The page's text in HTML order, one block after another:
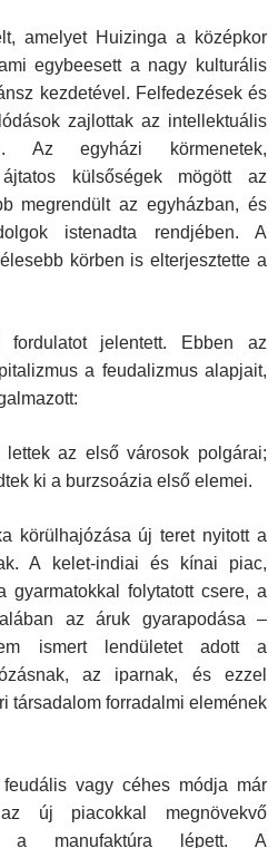
amelyet Huizinga a középkor
egybeesett a nagy kulturális
kezdetével. Felfedezések és
zajlottak az intellektuális
Az egyházi körmene­tek,
külsőségek mögött az
megrendült az egyházban, és
istenadta rendjében. A
körben is el­terjesztette a
fordulatot jelentett. Ebben az
a feudalizmus alapjait,
lettek az első városok polgárai;
ki a burzsoázia első elemei.
körülhajózása új teret nyitott a
A kelet-indiai és kínai piac,
gyarmatokkal folytatott csere, a
az áruk gyarapodása –
ismert lendületet adott a
az iparnak, és ezzel
társadalom forradalmi elemének
vagy céhes módja már
új piacokkal megnövekvő
a ma­nufaktúra lépett. A